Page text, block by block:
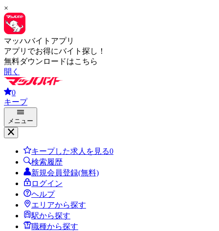
×
マッハバイトアプリ
アプリでお得にバイト探し！
無料ダウンロードはこちら
開く
0
キープ
メニュー
キープした求人を見る0
検索履歴
新規会員登録(無料)
ログイン
ヘルプ
エリアから探す
駅から探す
職種から探す